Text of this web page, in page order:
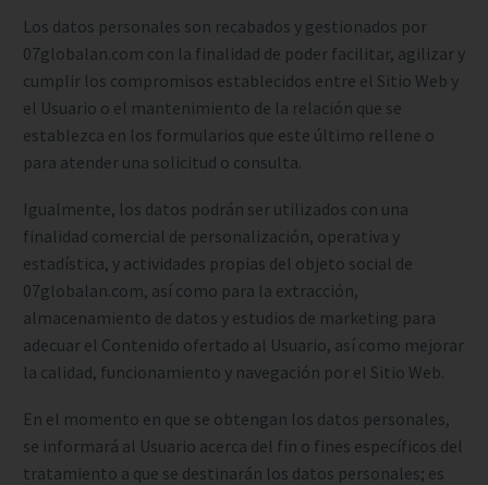
Los datos personales son recabados y gestionados por
07globalan.com con la finalidad de poder facilitar, agilizar y
cumplir los compromisos establecidos entre el Sitio Web y
el Usuario o el mantenimiento de la relación que se
establezca en los formularios que este último rellene o
para atender una solicitud o consulta.
Igualmente, los datos podrán ser utilizados con una
finalidad comercial de personalización, operativa y
estadística, y actividades propias del objeto social de
07globalan.com, así como para la extracción,
almacenamiento de datos y estudios de marketing para
adecuar el Contenido ofertado al Usuario, así como mejorar
la calidad, funcionamiento y navegación por el Sitio Web.
En el momento en que se obtengan los datos personales,
se informará al Usuario acerca del fin o fines específicos del
tratamiento a que se destinarán los datos personales; es